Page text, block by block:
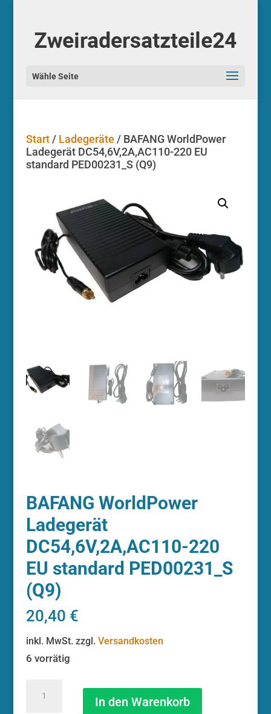
Start/ Ladegeräte / BAFANG WorldPower
Ladegerät DC54,6V,2A,AC110-220 EU
standard PED00231_S (Q9)
BAFANG WorldPower
Ladegerät
DC54,6V,2A,AC110-220
EU standard PED00231_S
(Q9)
20,40 €
inkl. MwSt. zzgl. Versandkosten
6 vorrätig
WorldPower
In den Warenkorb